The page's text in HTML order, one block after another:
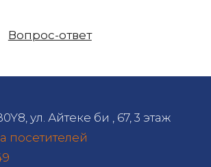
Вопрос-ответ
ул. Айтеке би , 67, 3 этаж
посетителей